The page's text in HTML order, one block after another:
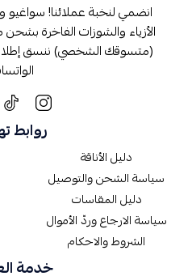
انضمي لنخبة عملائنا! سواغيو
الأزياء والشوزات الفاخرة
(متسوقك الشخصي) ننسق
الواتساب.
روابط
دليل الأناقة
سياسة الشحن والتوصيل
دليل المقاسات
سياسة الارجاع وردّ الأموال
الشروط والاحكام
خدمة